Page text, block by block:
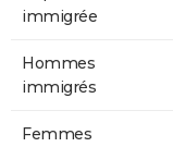
immigrée
Hommes
immigrés
Femmes